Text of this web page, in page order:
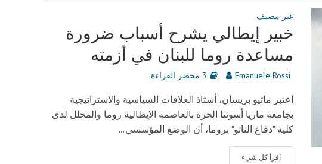
غير مصنف
خبير إيطالي يشرح أسباب ضرورة
مساعدة روما للبنان في أزمته
Emanuele Rossi 3 محضر القراءة
اعتبر ماتيو بريسان، أستاذ العلاقات السياسية والاستراتيجية
بجامعة ماريا أسونتا الحرة بالعاصمة الإيطالية روما والمحلل لدى
كلية "دفاع الناتو" بروما، أن الوضع المؤسسي...
اقرأ كل شيء